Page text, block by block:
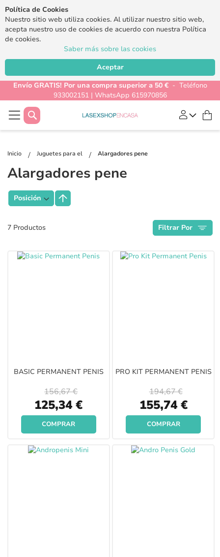
Política de Cookies
Nuestro sitio web utiliza cookies. Al utilizar nuestro sitio web,
acepta nuestro uso de cookies de acuerdo con nuestra Política
de cookies.
Saber más sobre las cookies
Aceptar
Envío GRATIS! Por una compra superior a 50 €- Teléfono
933002151 | WhatsApp 615970856
Buscar
Inicio Juguetes para el Alargadores pene
Alargadores pene
7 Productos
BASIC PERMANENT PENIS
Special
Price
125,34 €
156,67 €
COMPRAR
PRO KIT PERMANENT PENIS
Special
Price
155,74 €
194,67 €
COMPRAR
Filtrar Por